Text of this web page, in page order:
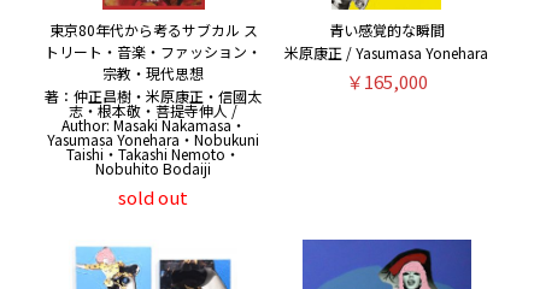
東京80年代から考るサブカル ス
トリート・音楽・ファッション・
宗教・現代思想
著：仲正昌樹・米原康正・信國太
志・根本敬・菩提寺伸人 /
Author: Masaki Nakamasa・
Yasumasa Yonehara・Nobukuni
Taishi・Takashi Nemoto・
Nobuhito Bodaiji
sold out
青い感覚的な瞬間
米原康正 / Yasumasa Yonehara
￥165,000